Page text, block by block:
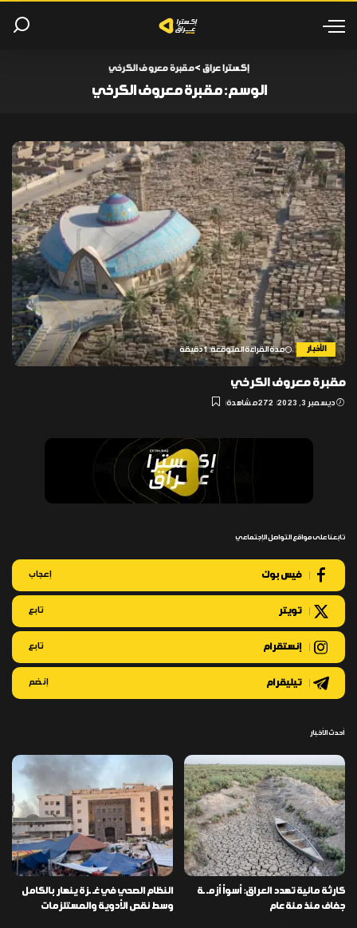
إكسترا عراق >مقبرة معروف الكرخي
الوسم:مقبرة معروف الكرخي
الأخبار مدة القراءة المتوقعة: 1 دقيقة
مقبرة معروف الكرخي
ديسمبر 3, 2023 272 مشاهدة
تابعنا على مواقع التواصل الإجتماعي
فيس بوك إعجاب
تويتر تابع
إنستقرام تابع
تيليقرام إنضم
أحدث الأخبار
كارثة مائية تهدد العراق: أسوأ أزمـ ـة
جفاف منذ مئة عام
النظام الصحي في غـ ـزة ينهار بالكامل
وسط نقص الأدوية والمستلزمات